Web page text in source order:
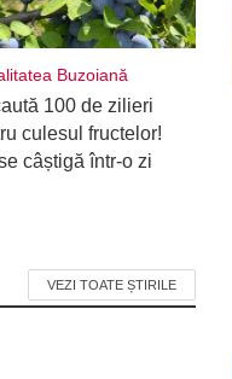
Buzoiană
100 de zilieri
culesul fructelor!
câștigă într-o zi
VEZI TOATE ȘTIRILE